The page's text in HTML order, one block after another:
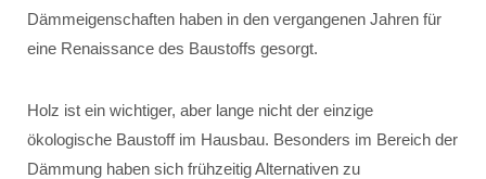
Dämmeigenschaften haben in den vergangenen Jahren für
eine Renaissance des Baustoffs gesorgt.
Holz ist ein wichtiger, aber lange nicht der einzige
ökologische Baustoff im Hausbau. Besonders im Bereich der
Dämmung haben sich frühzeitig Alternativen zu